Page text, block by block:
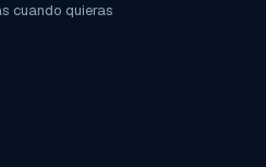
cuando quieras